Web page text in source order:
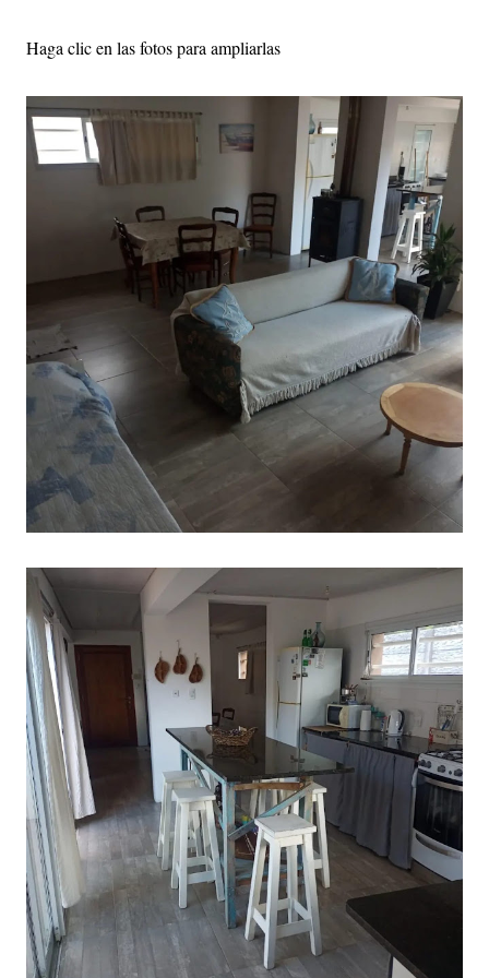
Haga clic en las fotos para ampliarlas